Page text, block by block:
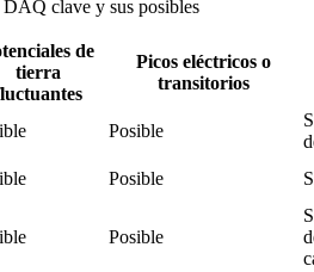
clave y sus posibles
de
tierra
Picos eléctricos o
transitorios
Posible
Posible
Posible